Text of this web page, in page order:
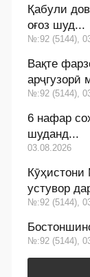
Қабули
оғоз шуд...
№:92 (5144),
Вақте
арҷгузорӣ
№:92 (5144),
6 нафар
шуданд...
03.08.2026
Кӯҳистони
устувор
№:92 (5144),
№:92 (5144),